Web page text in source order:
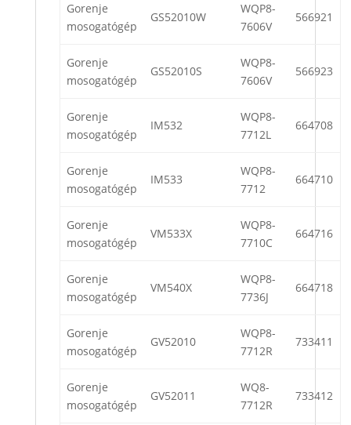
Gorenje
mosogatógép
GS52010W
WQP8-
7606V
566921
Gorenje
mosogatógép
GS52010S
WQP8-
7606V
566923
Gorenje
mosogatógép
IM532
WQP8-
7712L
664708
Gorenje
mosogatógép
IM533
WQP8-
7712
664710
Gorenje
mosogatógép
VM533X
WQP8-
7710C
664716
Gorenje
mosogatógép
VM540X
WQP8-
7736J
664718
Gorenje
mosogatógép
GV52010
WQP8-
7712R
733411
Gorenje
mosogatógép
GV52011
WQ8-
7712R
733412